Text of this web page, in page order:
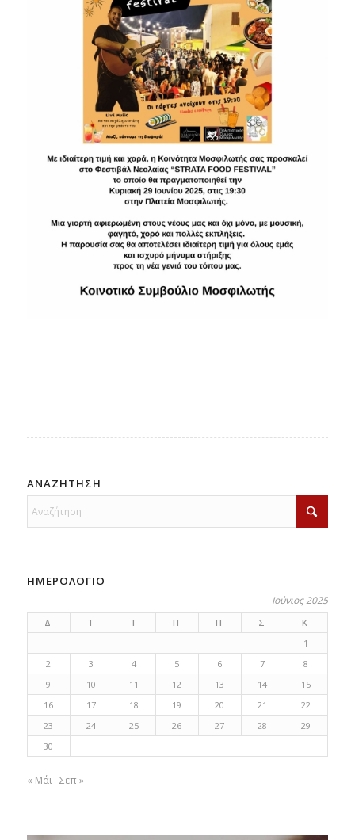
ΑΝΑΖΗΤΗΣΗ
ΗΜΕΡΟΛΟΓΙΟ
Ιούνιος 2025
Δ Τ Τ Π Π Σ
Κ
1
2
3 4 5 6 7
8
9
10 11 12 13 14
15
16
17 18 19 20 21
22
23
24 25 26 27 28
29
30
« Μάι Σεπ »